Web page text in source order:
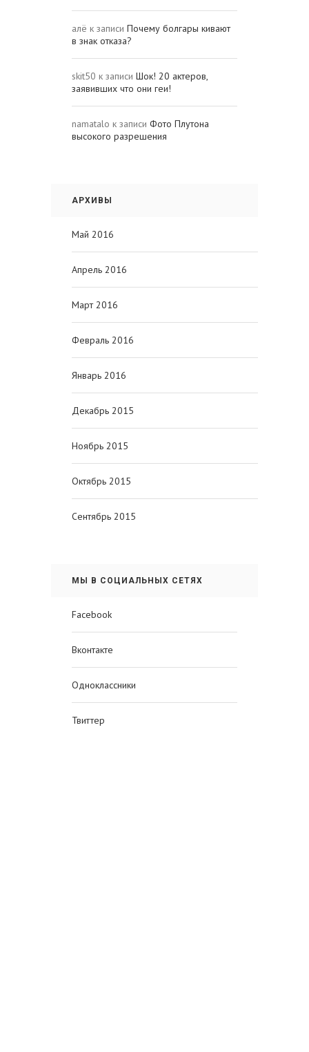
алё к записи Почему болгары кивают
в знак отказа?
skit50 к записи Шок! 20 актеров,
заявивших что они геи!
namatalo к записи Фото Плутона
высокого разрешения
АРХИВЫ
Май 2016
Апрель 2016
Март 2016
Февраль 2016
Январь 2016
Декабрь 2015
Ноябрь 2015
Октябрь 2015
Сентябрь 2015
МЫ В СОЦИАЛЬНЫХ СЕТЯХ
Facebook
Вконтакте
Одноклассники
Твиттер